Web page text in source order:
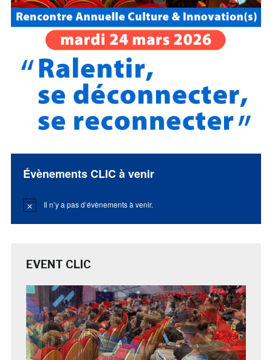
Évènements CLIC à venir
Notice Il n’y a pas d’évènements à venir.
EVENT CLIC